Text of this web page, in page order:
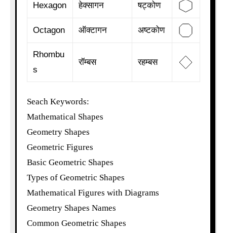
Hexagon हेक्सागन षट्कोण
Octagon ऑक्टागन अष्टकोण
Rhombu
s
रॉम्बस रहम्बस
Seach Keywords:
Mathematical Shapes
Geometry Shapes
Geometric Figures
Basic Geometric Shapes
Types of Geometric Shapes
Mathematical Figures with Diagrams
Geometry Shapes Names
Common Geometric Shapes